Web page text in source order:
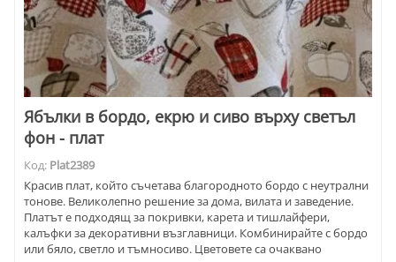
Ябълки в бордо, екрю и сиво върху светъл
фон - плат
Код: Plat2389
Красив плат, който съчетава благородното бордо с неутрални
тонове. Великолепно решение за дома, вилата и заведение.
Платът е подходящ за покривки, карета и тишлайфери,
калъфки за декоративни възглавници. Комбинирайте с бордо
или бяло, светло и тъмносиво. Цветовете са очаквано